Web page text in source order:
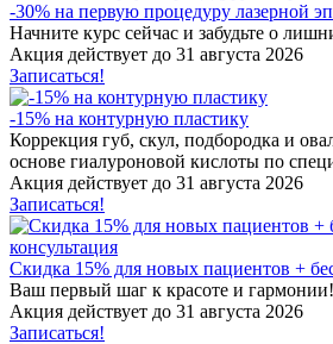
-30% на первую процедуру лазерной
Начните курс сейчас и забудьте о
Акция действует до 31 августа 2026
Записаться!
-15% на контурную пластику
Коррекция губ, скул, подбородка и
основе гиалуроновой кислоты по
Акция действует до 31 августа 2026
Записаться!
Скидка 15% для новых пациентов +
Ваш первый шаг к красоте и гармонии!
Акция действует до 31 августа 2026
Записаться!